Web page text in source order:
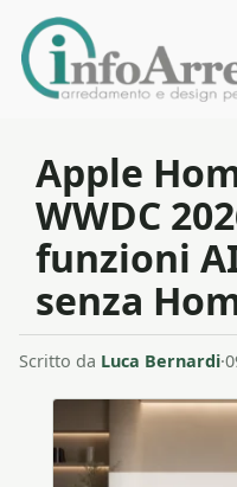
Apple
WWDC
funzioni
senza
Scritto da Luca Bernardi·